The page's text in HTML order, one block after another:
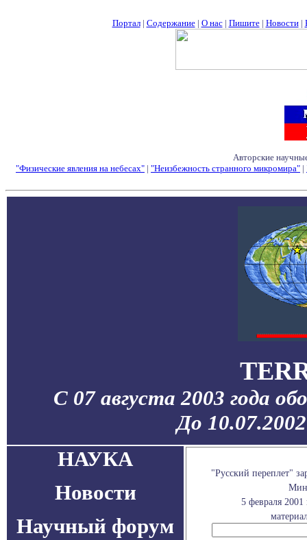
Портал| Содержание| О нас| Пишите| Новости|
Авторские
"Физические явления на небесах" | "Неизбежность странного микромира" |
С 07 августа 2003 года
До
НАУКА
Новости
Научный форум
"Русский переплет"
5 февраля